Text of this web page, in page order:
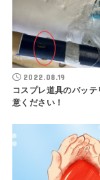
2022.08.19
コスプレ道具のバッテ
意ください！